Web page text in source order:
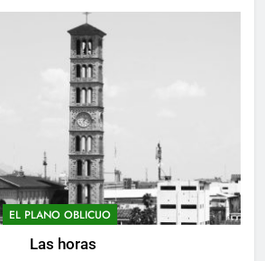
EL PLANO OBLICUO
Las horas